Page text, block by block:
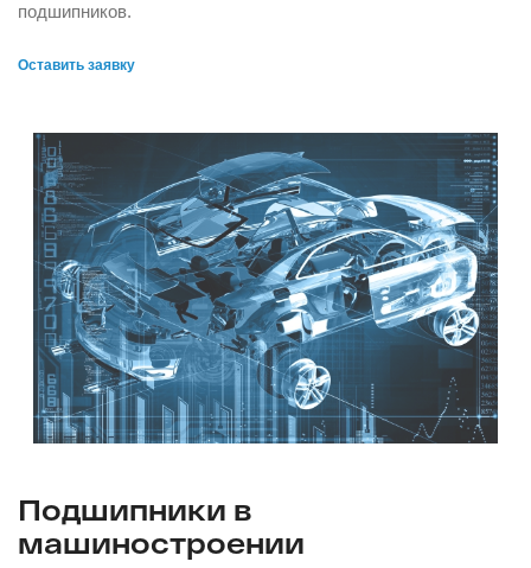
подшипников.
Оставить заявку
Подшипники в
машиностроении